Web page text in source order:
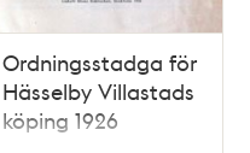
Ordningsstadga för
Hässelby Villastads
köping 1926